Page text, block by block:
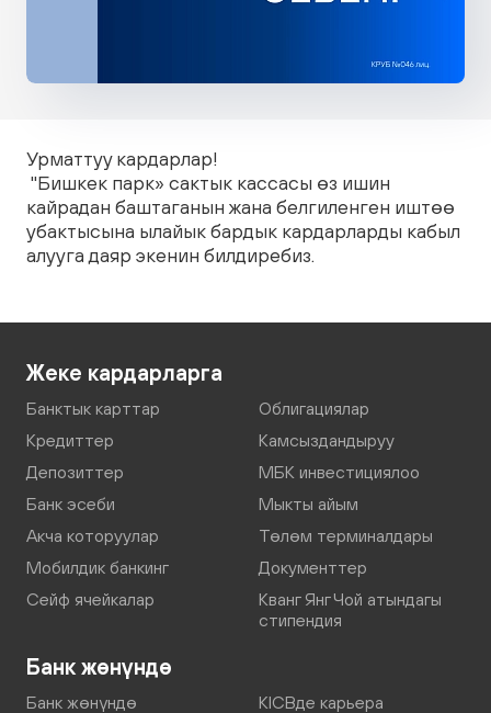
Урматтуу кардарлар!
"Бишкек парк» сактык кассасы өз ишин
кайрадан баштаганын жана белгиленген иштөө
убактысына ылайык бардык кардарларды кабыл
алууга даяр экенин билдиребиз.
Жеке кардарларга
Банктык карттар
Кредиттер
Депозиттер
Банк эсеби
Акча которуулар
Мобилдик банкинг
Сейф ячейкалар
Облигациялар
Камсыздандыруу
МБК инвестициялоо
Мыкты айым
Төлөм терминалдары
Документтер
Кванг Янг Чой атындагы
стипендия
Банк жөнүндө
Банк жөнүндө
KICBде карьера